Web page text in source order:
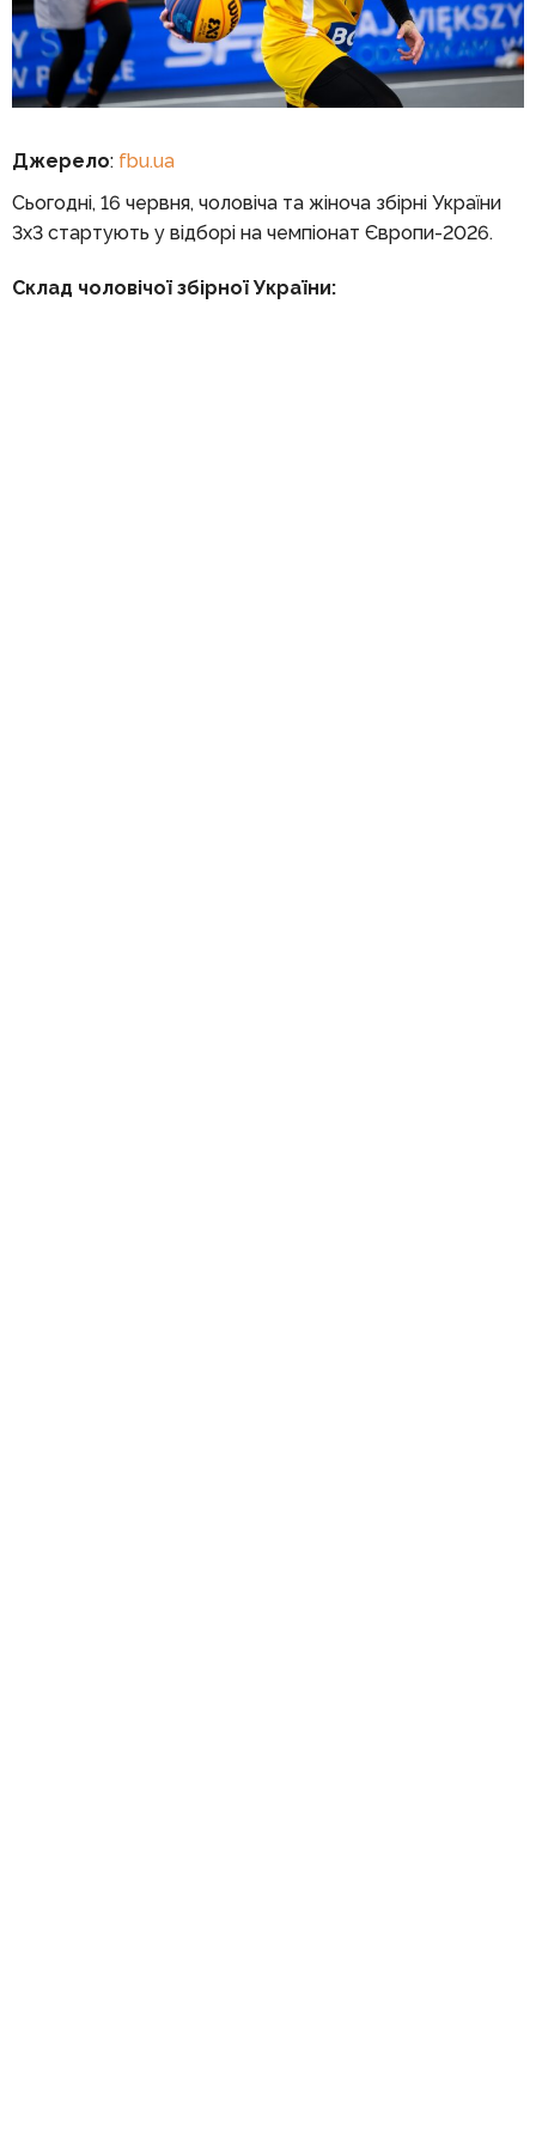
Джерело: fbu.ua
Сьогодні, 16 червня, чоловіча та жіноча збірні України
3х3 стартують у відборі на чемпіонат Європи-2026.
Склад чоловічої збірної України: